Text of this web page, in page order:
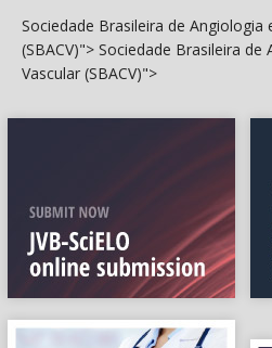
Sociedade Brasileira de Angiologia
(SBACV)"> Sociedade Brasileira de
Vascular (SBACV)">